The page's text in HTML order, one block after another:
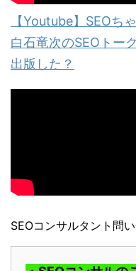
【Youtube】SEOち
白石竜次のSEOトー
出版した？
SEOコンサルタント問